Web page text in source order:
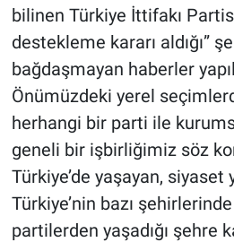
bilinen Türkiye İttifakı
destekleme kararı aldığı”
bağdaşmayan haberler
Önümüzdeki yerel
herhangi bir parti ile
geneli bir işbirliğimiz söz
Türkiye’de yaşayan,
Türkiye’nin bazı
partilerden yaşadığı şehre